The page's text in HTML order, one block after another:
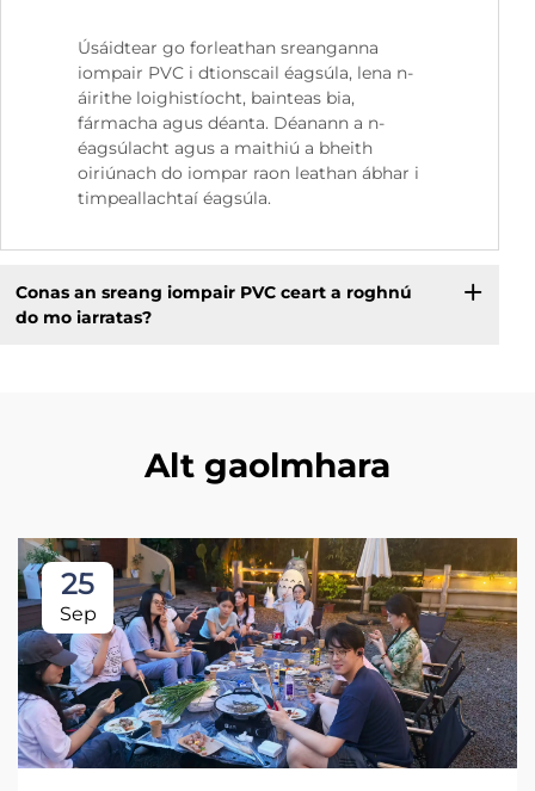
Úsáidtear go forleathan sreanganna
iompair PVC i dtionscail éagsúla, lena n-
áirithe loighistíocht, bainteas bia,
fármacha agus déanta. Déanann a n-
éagsúlacht agus a maithiú a bheith
oiriúnach do iompar raon leathan ábhar i
timpeallachtaí éagsúla.
Conas an sreang iompair PVC ceart a roghnú
do mo iarratas?
Alt gaolmhara
25
Sep